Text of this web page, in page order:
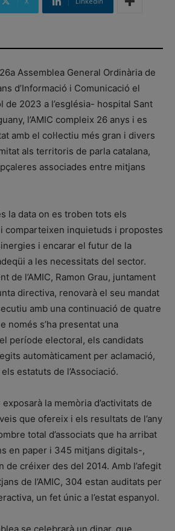
Assemblea General Ordinària de
d’Informació i Comunicació el
de 2023 a l’església- hospital Sant
l’AMIC compleix 26 anys i es
amb el col·lectiu més gran i divers
als territoris de parla catalana,
associades entre mitjans
la data on es troben tots els
i comparteixen inquietuds i propostes
i encarar el futur de la
a les necessitats del sector.
de l’AMIC, Ramon Grau, juntament
directiva, renovarà el seu mandat
amb una continuació de quatre
només s’ha presentat una
període electoral, els candidats
automàticament per aclamació,
estatuts de l’Associació.
exposarà la memòria d’activitats de
que ofereix i els resultats de l’any
total d’associats que ha arribat
en paper i 345 mitjans digitals-,
de créixer des del 2014. Amb l’afegit
de l’AMIC, 304 estan auditats per
un fet únic a l’estat espanyol.